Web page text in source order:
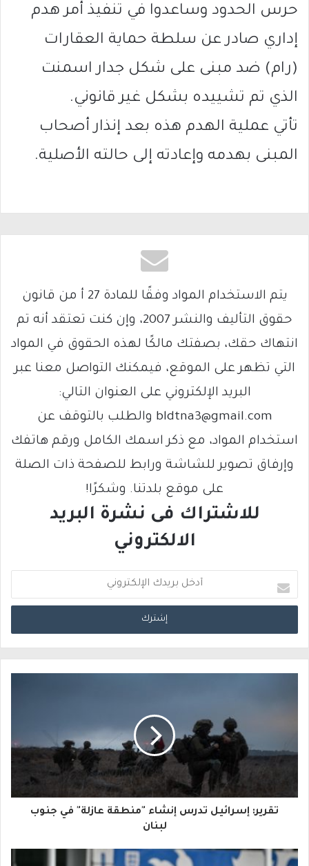
حرس الحدود وساعدوا في تنفيذ أمر هدم
إداري صادر عن سلطة حماية العقارات
(رام) ضد مبنى على شكل جدار اسمنت
الذي تم تشييده بشكل غير قانوني.
تأتي عملية الهدم هذه بعد إنذار أصحاب
المبنى بهدمه وإعادته إلى حالته الأصلية.
يتم الاستخدام المواد وفقًا للمادة 27 أ من قانون
حقوق التأليف والنشر 2007، وإن كنت تعتقد أنه تم
انتهاك حقك، بصفتك مالكًا لهذه الحقوق في المواد
التي تظهر على الموقع، فيمكنك التواصل معنا عبر
البريد الإلكتروني على العنوان التالي:
bldtna3@gmail.com والطلب بالتوقف عن
استخدام المواد، مع ذكر اسمك الكامل ورقم هاتفك
وإرفاق تصوير للشاشة ورابط للصفحة ذات الصلة
على موقع بلدتنا. وشكرًا!
للاشتراك فى نشرة البريد
الالكتروني
د
خ
د
ا
إ
تقرير: إسرائيل تدرس إنشاء "منطقة عازلة" في جنوب
لبنان